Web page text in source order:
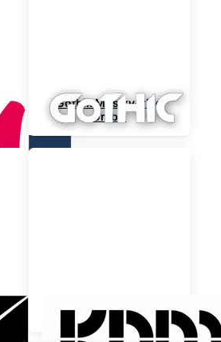
Gothik Musikverlag
GmbH
KDM Verlag